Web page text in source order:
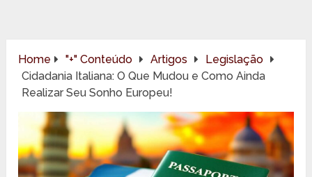
Home "+" Conteúdo Artigos
Legislação
Cidadania Italiana: O Que Mudou e Como Ainda
Realizar Seu Sonho Europeu!